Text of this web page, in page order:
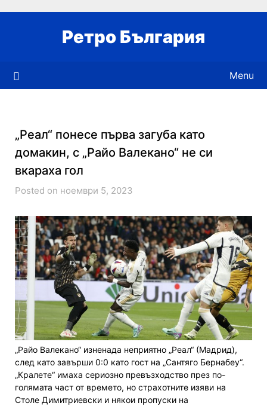
Ретро България
Menu
„Реал“ понесе първа загуба като
домакин, с „Райо Валекано“ не си
вкараха гол
Posted on ноември 5, 2023
„Райо Валекано“ изненада неприятно „Реал“ (Мадрид),
след като завърши 0:0 като гост на „Сантяго Бернабеу“.
„Кралете“ имаха сериозно превъзходство през по-
голямата част от времето, но страхотните изяви на
Столе Димитриевски и някои пропуски на